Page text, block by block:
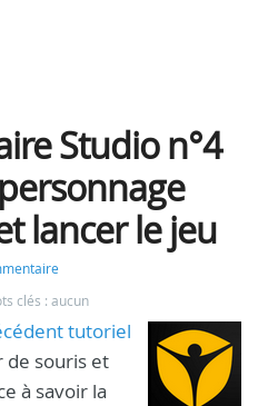
Studio n°4
lancer le jeu
clés : aucun
tutoriel
de souris et
à savoir la